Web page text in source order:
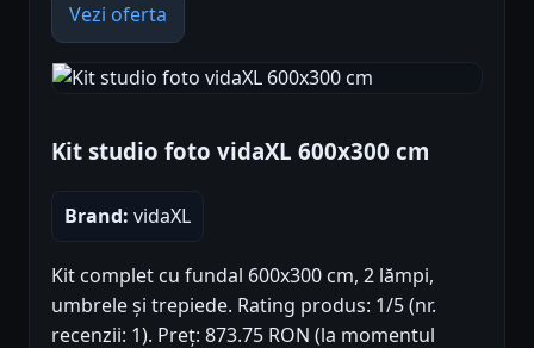
Vezi oferta
Kit studio foto vidaXL 600x300 cm
Brand: vidaXL
Kit complet cu fundal 600x300 cm, 2 lămpi,
umbrele și trepiede. Rating produs: 1/5 (nr.
recenzii: 1). Preț: 873.75 RON (la momentul